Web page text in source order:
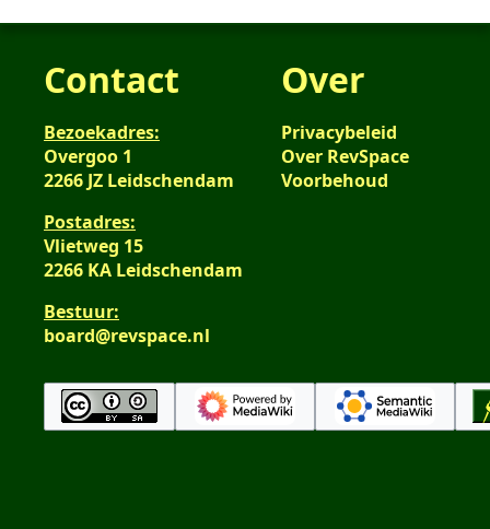
Contact
Bezoekadres:
Overgoo 1
2266 JZ Leidschendam
Postadres:
Vlietweg 15
2266 KA Leidschendam
Bestuur:
board@revspace.nl
Over
Privacybeleid
Over RevSpace
Voorbehoud